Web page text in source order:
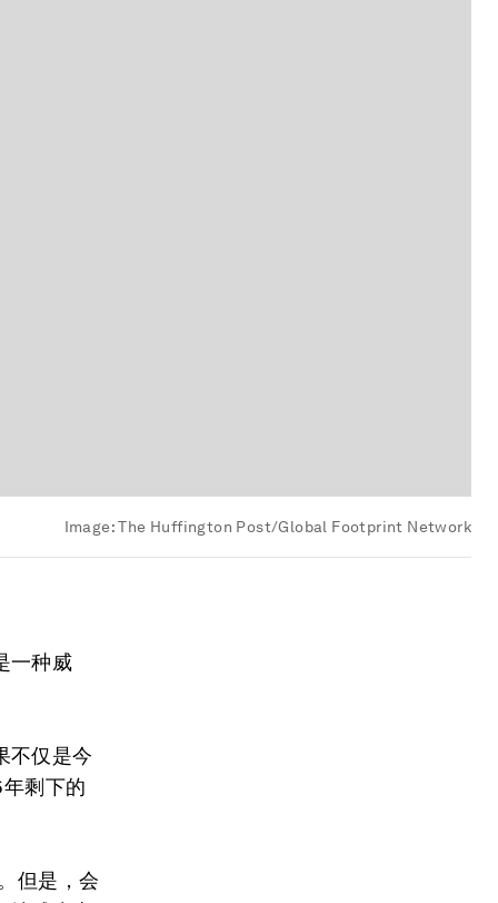
Image:The Huffington Post/Global Footprint Network
一种威
不仅是今
年剩下的
但是，会